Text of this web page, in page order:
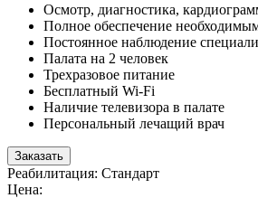
Осмотр, диагностика,
Полное обеспечение
Постоянное наблюдение
Палата на 2 человек
Трехразовое питание
Бесплатный Wi-Fi
Наличие телевизора в палате
Персональный лечащий врач
Заказать
Реабилитация: Стандарт
Цена: